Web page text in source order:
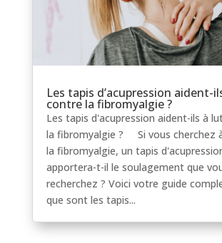
Les tapis d’acupression aident-
contre la fibromyalgie ?
Les tapis d'acupression aident-ils à
la fibromyalgie ? Si vous cherchez
la fibromyalgie, un tapis
apportera-t-il le soulagement que
recherchez ? Voici votre guide
que sont les tapis...